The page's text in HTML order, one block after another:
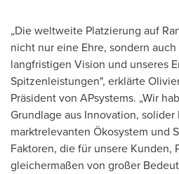
„Die weltweite Platzierung auf
nicht nur eine Ehre, sondern
langfristigen Vision und unseres
Spitzenleistungen", erklärte
Präsident von APsystems. „Wir
Grundlage aus Innovation,
marktrelevanten Ökosystem und
Faktoren, die für unsere Kunden,
gleichermaßen von großer